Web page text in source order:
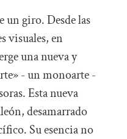
un giro. Desde las
visuales, en
una nueva y
- un monoarte -
Esta nueva
desamarrado
Su esencia no